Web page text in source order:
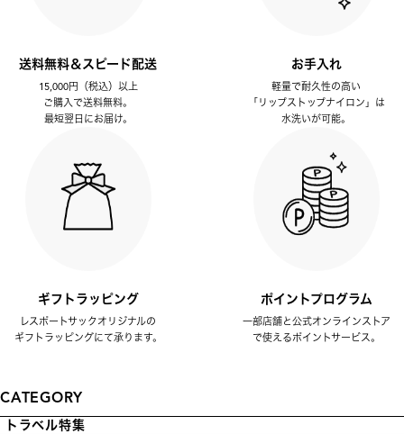
送料無料＆スピード配送
15,000円（税込）以上
ご購入で送料無料。
最短翌日にお届け。
お手入れ
軽量で耐久性の高い
「リップストップナイロン」は
水洗いが可能。
ギフトラッピング
レスポートサックオリジナルの
ギフトラッピングにて承ります。
ポイントプログラム
一部店舗と公式オンラインストア
で使えるポイントサービス。
CATEGORY
トラベル特集